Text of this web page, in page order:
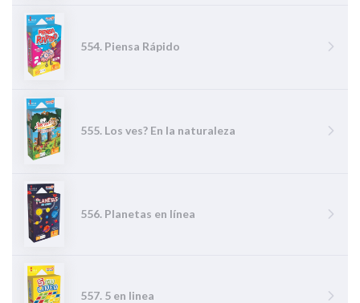
554. Piensa Rápido
555. Los ves? En la naturaleza
556. Planetas en línea
557. 5 en linea